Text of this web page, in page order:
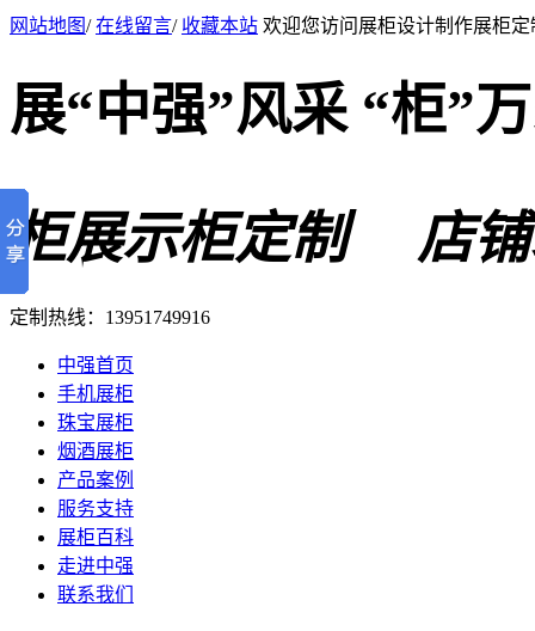
网站地图/在线留言/ 收藏本站 欢迎您访问展柜设计制作展柜
展“中强”风采 “柜”
柜展示柜定制 店铺
定制热线： 13951749916
中强首页
手机展柜
珠宝展柜
烟酒展柜
产品案例
服务支持
展柜百科
走进中强
联系我们